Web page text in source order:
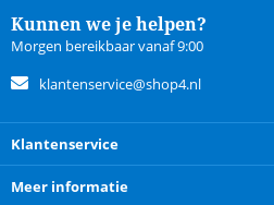
Kunnen we je helpen?
Morgen bereikbaar vanaf 9:00
klantenservice@shop4.nl
Klantenservice
Meer informatie